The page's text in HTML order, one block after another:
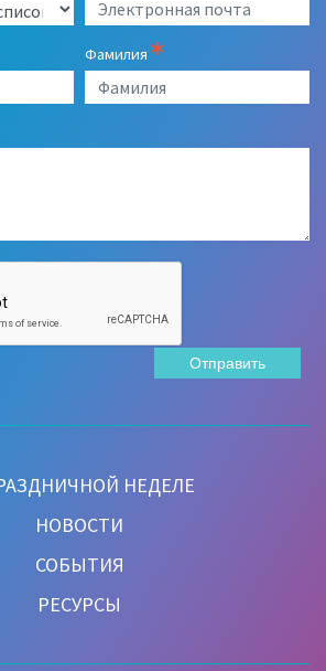
НЕДЕЛЕ
НОВОСТИ
СОБЫТИЯ
РЕСУРСЫ
Фамилия
Отправить